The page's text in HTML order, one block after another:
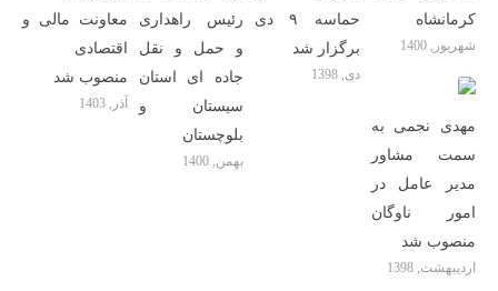
معاونت مالی و
اقتصادی
منصوب شد
آذر, 1403
رئیس راهداری
و حمل و نقل
جاده ای استان
سیستان و
بلوچستان
بهمن, 1400
حماسه ۹ دی
برگزار شد
دی, 1398
کرمانشاه
شهریور, 1400
مهدی نجمی به
سمت مشاور
مدیر عامل در
امور ناوگان
منصوب شد
اردیبهشت, 1398